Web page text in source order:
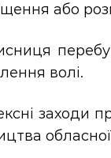
або
волі.
заходи